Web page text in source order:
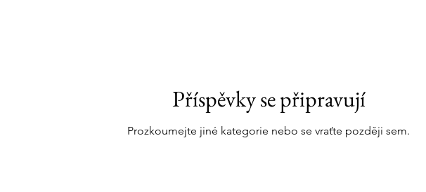
Příspěvky se připravují
Prozkoumejte jiné kategorie nebo se vraťte později sem.